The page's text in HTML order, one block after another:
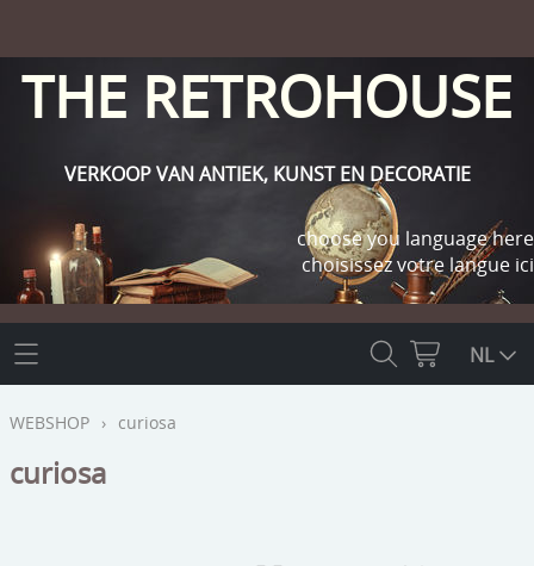
THE RETROHOUSE
VERKOOP VAN ANTIEK, KUNST EN DECORATIE
choose you language here
choisissez votre langue ici
THE RETROHOUSE
WEBSHOP
OUTLET
INFO
NL
WEBSHOP › curiosa
curiosa